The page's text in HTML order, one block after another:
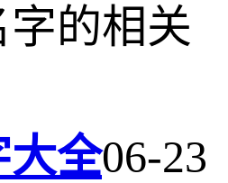
的相关
大全06-23